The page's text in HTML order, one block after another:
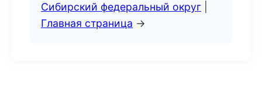
Сибирский федеральный округ
Главная страница →